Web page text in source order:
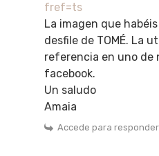
fref=ts
La imagen que
desfile de TOMÉ. La
referencia en uno de
facebook.
Un saludo
Amaia
Accede para responder